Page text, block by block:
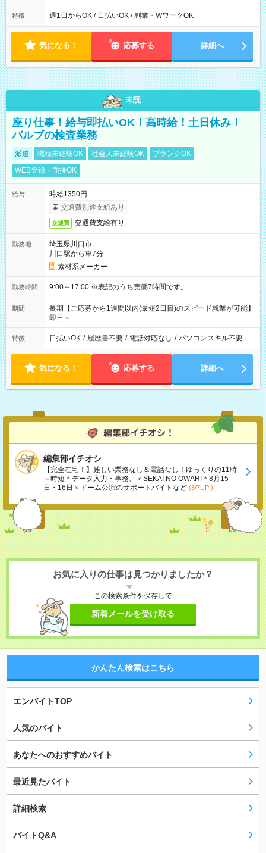
実働時間：1-5時間 └上記の時間帯内であれば、いつでも勤務可
能！ └平日・土曜日の中で、お好きな曜日でご勤務いただけま
18:00 などのように、自由な働き方が可能なお仕事です！
特徴 週1日からOK / 日払いOK / 副業・WワークOK
気になる！ 応募する 詳細へ
未読
座り仕事！給与即払いOK！高時給！土日休み！
バルブの検査業務
派遣 職種未経験OK 社会人未経験OK
ブランクOK
WEB登録・面接OK
給与
時給1350円
交通費別途支給あり
交通費 交通費支給有り
勤務地
埼玉県川口市
川口駅から車7分
素材系メーカー
勤務時間 9:00～17:00 ※表記のうち実働7時間です。
期間
長期【ご応募から1週間以内(最短2日目)のスピード就業が可能】
即日～
特徴 日払いOK / 履歴書不要 / 電話対応なし / パソコンスキル不要
気になる！ 応募する 詳細へ
編集部イチオシ
【完全在宅！】難しい業務なし＆電話なし！ゆっくりの11時
～時短＊データ入力・事務、＜SEKAI NO OWARI＊8月15
日・16日＞ドーム公演のサポートバイトなど (8/7UP!)
お気に入りの仕事は見つかりましたか？
この検索条件を保存して
新着メールを受け取る
かんたん検索はこちら
エンバイトTOP
人気のバイト
あなたへのおすすめバイト
最近見たバイト
詳細検索
バイトQ&A